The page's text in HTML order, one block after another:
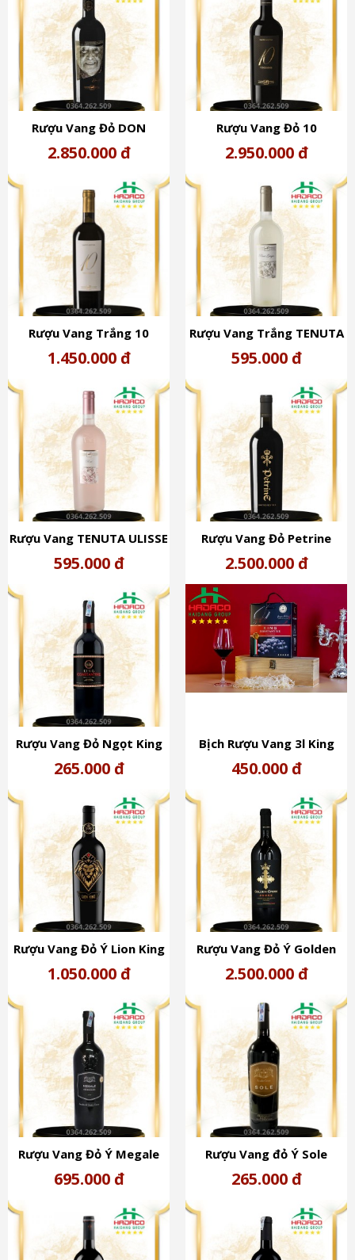
Rượu Vang Đỏ DON
ANTONIO (15,5%)
2.850.000 đ
Rượu Vang Đỏ 10
VENDEMMIE (15%)
2.950.000 đ
Rượu Vang Trắng 10
BIANCO (13,5%)
1.450.000 đ
Rượu Vang Trắng TENUTA
ULISSE PINOT GRIGIO
595.000 đ
Rượu Vang TENUTA ULISSE
ROSE (13%)
595.000 đ
Rượu Vang Đỏ Petrine
Feudi (15%)
2.500.000 đ
Rượu Vang Đỏ Ngọt King
Constantine (10%)
265.000 đ
Bịch Rượu Vang 3l King
Constantine (10%)
450.000 đ
Rượu Vang Đỏ Ý Lion King
Bronze Primitivo (14%)
1.050.000 đ
Rượu Vang Đỏ Ý Golden
Cross (17,5%) - Primitivo
Salento Rosso I.G.T
2.500.000 đ
Rượu Vang Đỏ Ý Megale
Black Label (14%) -
NegroAmaro Salento
695.000 đ
Rượu Vang đỏ Ý Sole
Negroamro Nhãn Vàng
265.000 đ